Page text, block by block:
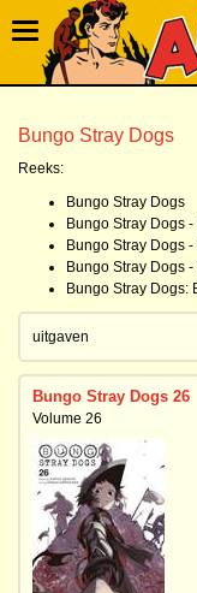
Bungo Stray Dogs
Reeks:
Bungo Stray Dogs
Bungo Stray Dogs
Bungo Stray Dogs
Bungo Stray Dogs -
Bungo Stray Dogs:
uitgaven
Bungo Stray Dogs 26
Volume 26